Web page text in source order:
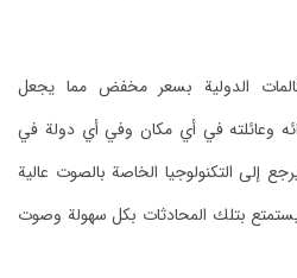
الدولية بسعر مخفض مما يجعل
وعائلته في أي مكان وفي أي دولة في
إلى التكنولوجيا الخاصة بالصوت عالية
بتلك المحادثات بكل سهولة وصوت